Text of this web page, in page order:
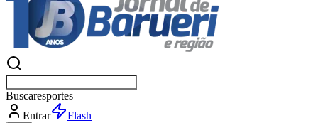
Buscarp
Entrar
Explorar